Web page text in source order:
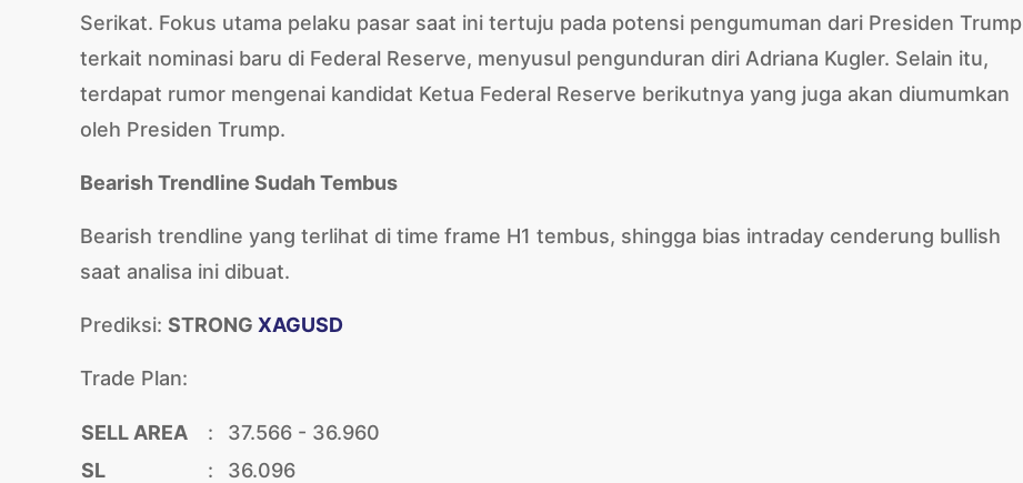
Serikat. Fokus utama pelaku pasar saat ini tertuju pada potensi pengumuman dari Presiden Trump
terkait nominasi baru di Federal Reserve, menyusul pengunduran diri Adriana Kugler. Selain itu,
terdapat rumor mengenai kandidat Ketua Federal Reserve berikutnya yang juga akan diumumkan
oleh Presiden Trump.
Bearish Trendline Sudah Tembus
Bearish trendline yang terlihat di time frame H1 tembus, shingga bias intraday cenderung bullish
saat analisa ini dibuat.
Prediksi: STRONG XAGUSD
Trade Plan:
SELL AREA :
37.566 - 36.960
SL
:
36.096